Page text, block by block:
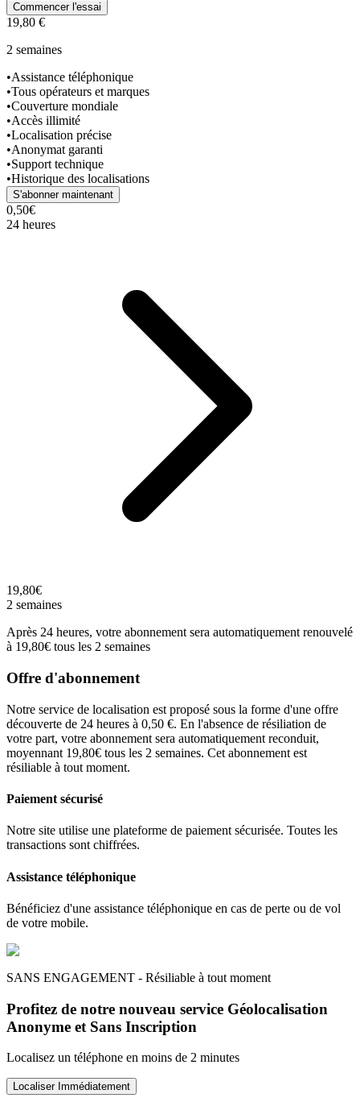
Commencer l'essai
19,80 €
2 semaines
•Assistance téléphonique
•Tous opérateurs et marques
•Couverture mondiale
•Accès illimité
•Localisation précise
•Anonymat garanti
•Support technique
•Historique des localisations
S'abonner maintenant
0,50€
24 heures
19,80€
2 semaines
Après 24 heures, votre abonnement sera automatiquement renouvelé
à 19,80€ tous les 2 semaines
Offre d'abonnement
Notre service de localisation est proposé sous la forme d'une offre
découverte de 24 heures à 0,50 €. En l'absence de résiliation de
votre part, votre abonnement sera automatiquement reconduit,
moyennant 19,80€ tous les 2 semaines. Cet abonnement est
résiliable à tout moment.
Paiement sécurisé
Notre site utilise une plateforme de paiement sécurisée. Toutes les
transactions sont chiffrées.
Assistance téléphonique
Bénéficiez d'une assistance téléphonique en cas de perte ou de vol
de votre mobile.
SANS ENGAGEMENT - Résiliable à tout moment
Profitez de notre nouveau service Géolocalisation
Anonyme et Sans Inscription
Localisez un téléphone en moins de 2 minutes
Localiser Immédiatement